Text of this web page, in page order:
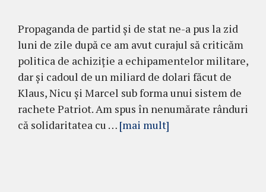
Propaganda de partid și de stat ne-a pus la zid
luni de zile după ce am avut curajul să criticăm
politica de achiziție a echipamentelor militare,
dar și cadoul de un miliard de dolari făcut de
Klaus, Nicu și Marcel sub forma unui sistem de
rachete Patriot. Am spus în nenumărate rânduri
că solidaritatea cu … [mai mult]